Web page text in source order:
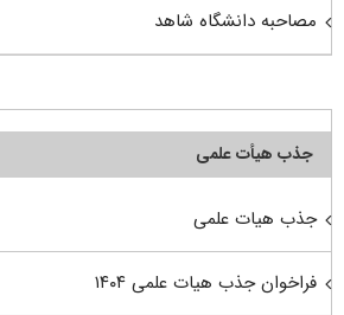
مصاحبه دانشگاه شاهد
جذب هیأت علمی
جذب هیات علمی
فراخوان جذب هیات علمی ۱۴۰۴